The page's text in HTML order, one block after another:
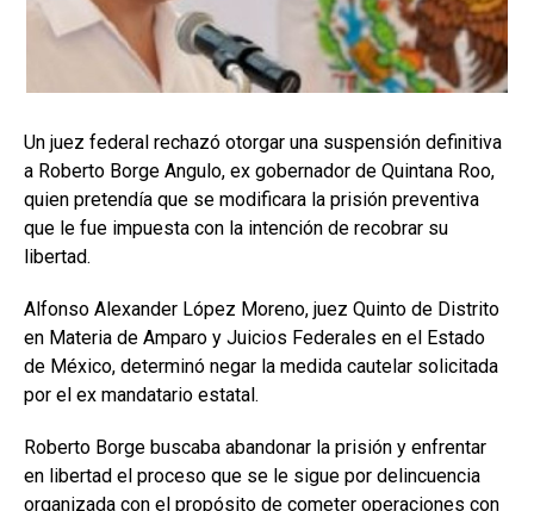
Un juez federal rechazó otorgar una suspensión definitiva
a Roberto Borge Angulo, ex gobernador de Quintana Roo,
quien pretendía que se modificara la prisión preventiva
que le fue impuesta con la intención de recobrar su
libertad.
Alfonso Alexander López Moreno, juez Quinto de Distrito
en Materia de Amparo y Juicios Federales en el Estado
de México, determinó negar la medida cautelar solicitada
por el ex mandatario estatal.
Roberto Borge buscaba abandonar la prisión y enfrentar
en libertad el proceso que se le sigue por delincuencia
organizada con el propósito de cometer operaciones con